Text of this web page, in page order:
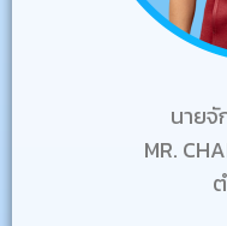
นาย
MR.